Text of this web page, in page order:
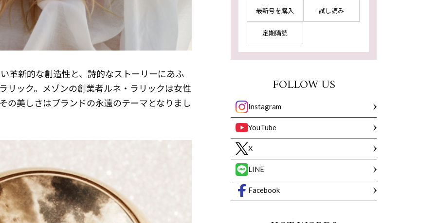
革新的な創造性と、詩的なストーリーにあふ
リック。メゾンの創業者ルネ・ラリックは女性
の美しさはブランドの永遠のテーマとなりまし
最新号を購入 試し読み
定期購読
FOLLOW US
Instagram
YouTube
X
LINE
Facebook